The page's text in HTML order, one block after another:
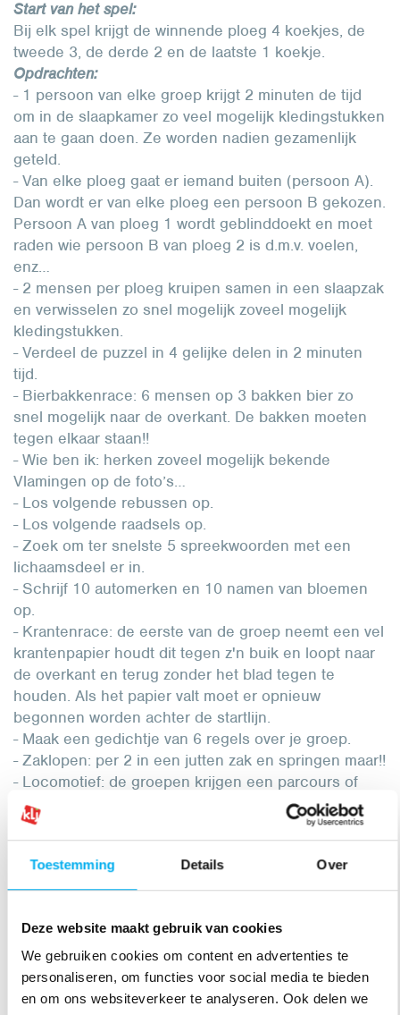
Toestemming Details Over
Deze website maakt gebruik van cookies
We gebruiken cookies om content en advertenties te
personaliseren, om functies voor social media te bieden
en om ons websiteverkeer te analyseren. Ook delen we
Start van het spel:
Bij elk spel krijgt de winnende ploeg 4 koekjes, de
tweede 3, de derde 2 en de laatste 1 koekje.
Opdrachten:
- 1 persoon van elke groep krijgt 2 minuten de tijd
om in de slaapkamer zo veel mogelijk kledingstukken
aan te gaan doen. Ze worden nadien gezamenlijk
geteld.
- Van elke ploeg gaat er iemand buiten (persoon A).
Dan wordt er van elke ploeg een persoon B gekozen.
Persoon A van ploeg 1 wordt geblinddoekt en moet
raden wie persoon B van ploeg 2 is d.m.v. voelen,
enz…
- 2 mensen per ploeg kruipen samen in een slaapzak
en verwisselen zo snel mogelijk zoveel mogelijk
kledingstukken.
- Verdeel de puzzel in 4 gelijke delen in 2 minuten
tijd.
- Bierbakkenrace: 6 mensen op 3 bakken bier zo
snel mogelijk naar de overkant. De bakken moeten
tegen elkaar staan!!
- Wie ben ik: herken zoveel mogelijk bekende
Vlamingen op de foto’s…
- Los volgende rebussen op.
- Los volgende raadsels op.
- Zoek om ter snelste 5 spreekwoorden met een
lichaamsdeel er in.
- Schrijf 10 automerken en 10 namen van bloemen
op.
- Krantenrace: de eerste van de groep neemt een vel
krantenpapier houdt dit tegen z'n buik en loopt naar
de overkant en terug zonder het blad tegen te
houden. Als het papier valt moet er opnieuw
begonnen worden achter de startlijn.
- Maak een gedichtje van 6 regels over je groep.
- Zaklopen: per 2 in een jutten zak en springen maar!!
- Locomotief: de groepen krijgen een parcours of
eindpunt aangewezen dat even ver van de startplaats
gelegen is. De ploegen stellen zich op: alle spelers
achter elkaar (als een locomotief). Ze mogen enkel
voortbewegen als de voorste speler een brandende
lucifer vasthoudt. Als de lucifer uitgaat, moet de
(die ondertussen de voorste geworden is) een
nieuwe lucifer aansteken. De ploeg die als eerste bij
het eindpunt aankomt, is gewonnen.
- Levend dambord: de groepen staan tegen over